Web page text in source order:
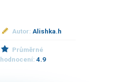
Autor:Alishka.h
Průměrné
hodnocení:4.9